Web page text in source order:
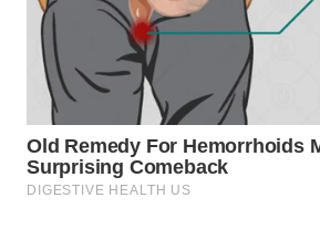
CIREBON
WN
INDRAMAYU
WN
KUNINGAN